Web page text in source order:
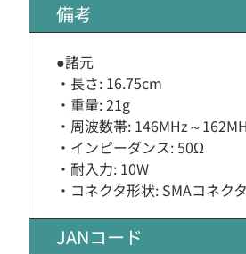
備考
●諸元
・長さ: 16.75cm
・重量: 21g
・周波数帯: 146MHz～
・インピーダンス: 50Ω
・耐入力: 10W
・コネクタ形状: SMAコネクタ
JANコード